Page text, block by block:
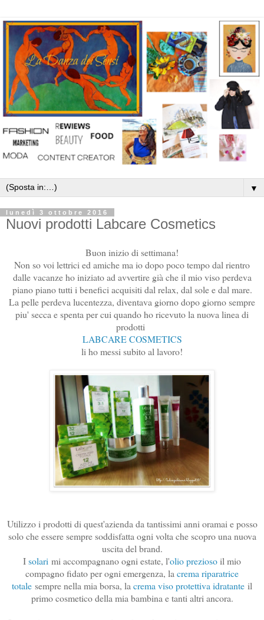
▼
lunedì 3 ottobre 2016
Nuovi prodotti Labcare Cosmetics
Buon inizio di settimana!
Non so voi lettrici ed amiche ma io dopo poco tempo dal rientro
dalle vacanze ho iniziato ad avvertire già che il mio viso perdeva
piano piano tutti i benefici acquisiti dal relax, dal sole e dal mare.
La pelle perdeva lucentezza, diventava giorno dopo giorno sempre
piu' secca e spenta per cui quando ho ricevuto la nuova linea di
prodotti
LABCARE COSMETICS
li ho messi subito al lavoro!
Utilizzo i prodotti di quest'azienda da tantissimi anni oramai e posso
solo che essere sempre soddisfatta ogni volta che scopro una nuova
uscita del brand.
Isolari mi accompagnano ogni estate, l'olio preziosoil mio
compagno fidato per ogni emergenza, la crema riparatrice
totale sempre nella mia borsa, la crema viso protettiva idratante il
primo cosmetico della mia bambina e tanti altri ancora.